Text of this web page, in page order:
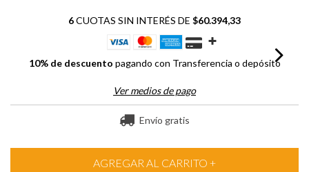
6CUOTAS SIN INTERÉS DE $60.394,33
10% de descuento pagando con Transferencia o depósito
Ver medios de pago
Envío gratis